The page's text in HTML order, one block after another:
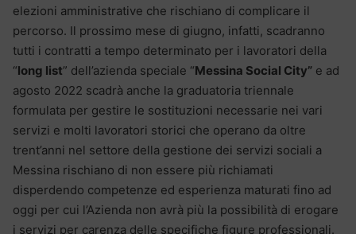
elezioni amministrative che rischiano di complicare il
percorso. Il prossimo mese di giugno, infatti, scadranno
tutti i contratti a tempo determinato per i lavoratori della
“long list” dell’azienda speciale “Messina Social City” e ad
agosto 2022 scadrà anche la graduatoria triennale
formulata per gestire le sostituzioni necessarie nei vari
servizi e molti lavoratori storici che operano da oltre
trent’anni nel settore della gestione dei servizi sociali a
Messina rischiano di non essere più richiamati
disperdendo competenze ed esperienza maturati fino ad
oggi per cui l’Azienda non avrà più la possibilità di erogare
i servizi per carenza delle specifiche figure professionali.